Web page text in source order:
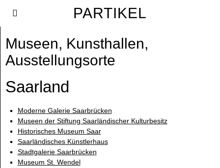
PARTIKEL
Museen, Kunsthallen,
Ausstellungsorte
Saarland
Moderne Galerie Saarbrücken
Museen der Stiftung Saarländischer Kulturbesitz
Historisches Museum Saar
Saarländisches Künstlerhaus
Stadtgalerie Saarbrücken
Museum St. Wendel